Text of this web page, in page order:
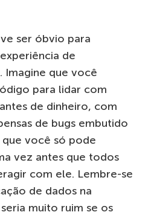
ser óbvio para
de
Imagine que você
para lidar com
de dinheiro, com
de bugs embutido
você só pode
vez antes que todos
com ele. Lembre-se
de dados na
muito ruim se os